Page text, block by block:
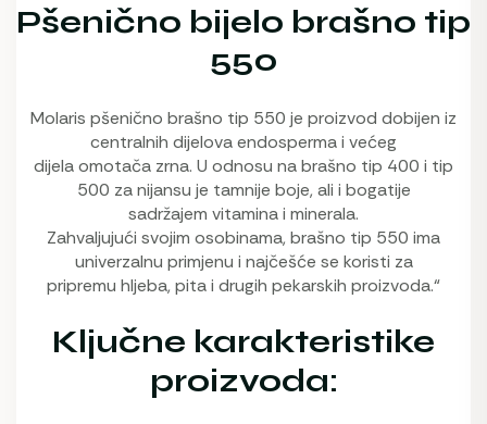
Pšenično bijelo brašno tip
550
Molaris pšenično brašno tip 550 je proizvod dobijen iz
centralnih dijelova endosperma i većeg
dijela omotača zrna. U odnosu na brašno tip 400 i tip
500 za nijansu je tamnije boje, ali i bogatije
sadržajem vitamina i minerala.
Zahvaljujući svojim osobinama, brašno tip 550 ima
univerzalnu primjenu i najčešće se koristi za
pripremu hljeba, pita i drugih pekarskih proizvoda.“
Ključne karakteristike
proizvoda: